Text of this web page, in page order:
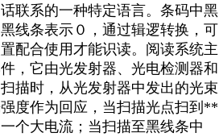
联系的一种特定语言。条码中黑
线条表示０，通过辑逻转换，可
配合使用才能识读。阅读系统主
，它由光发射器、光电检测器和
描时，从光发射器中发出的光束
度作为回应，当扫描光点扫到**
个大电流；当扫描至黑线条中